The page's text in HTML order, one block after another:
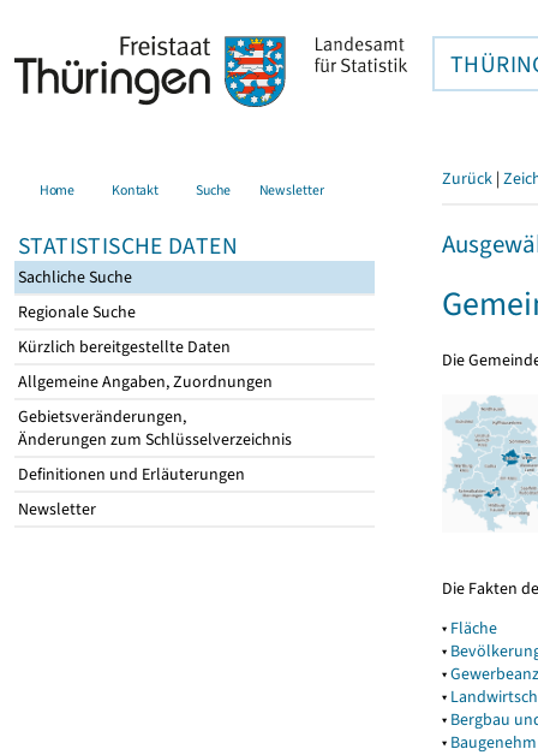
Home Kontakt Suche Newsletter
STATISTISCHE DATEN
Sachliche Suche
Regionale Suche
Kürzlich bereitgestellte Daten
Allgemeine Angaben, Zuordnungen
Gebietsveränderungen,
Änderungen zum Schlüsselverzeichnis
Definitionen und Erläuterungen
Newsletter
Zurück |
Die
Die Fakten
▾ Fläche
▾
▾
▾
▾ Bergbau
▾